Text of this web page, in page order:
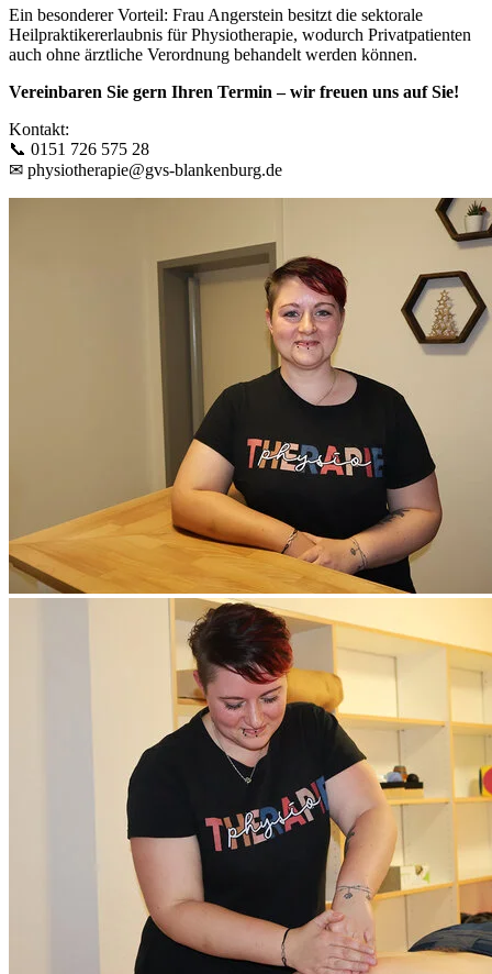
Ein besonderer Vorteil: Frau Angerstein besitzt die sektorale
Heilpraktikererlaubnis für Physiotherapie, wodurch Privatpatienten
auch ohne ärztliche Verordnung behandelt werden können.
Vereinbaren Sie gern Ihren Termin – wir freuen uns auf Sie!
Kontakt:
📞 0151 726 575 28
✉ physiotherapie@gvs-blankenburg.de